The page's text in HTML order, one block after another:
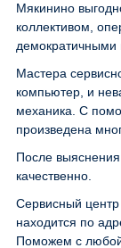
Мякинино
коллективом,
демократичными
Мастера
компьютер, и
механика. С
произведена
После
качественно.
Сервисный
находится по
Поможем с